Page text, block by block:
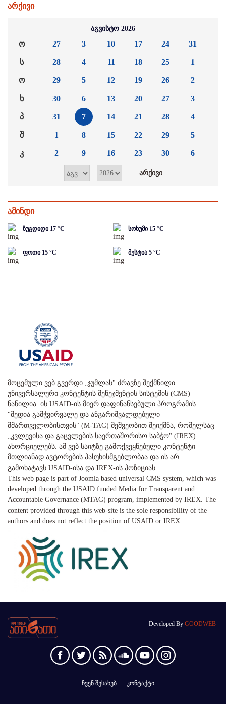
არქივი
აგვისტო 2026
ო
ს
ო
ხ
პ
შ
კ
27
28
29
30
31
1
2
3
4
5
6
7
8
9
10
11
12
13
14
15
16
17
18
19
20
21
22
23
24
25
26
27
28
29
30
31
1
2
3
4
5
6
ამინდი
ზუგდიდი 17 °C სოხუმი 15 °C
ფოთი 15 °C მესტია 5 °C
მოცემული ვებ გვერდი „ჯუმლას" ძრავზე შექმნილი
უნივერსალური კონტენტის მენეჯმენტის სისტემის (CMS)
ნაწილია. ის USAID-ის მიერ დაფინანსებული პროგრამის
"მედია გამჭვირვალე და ანგარიშვალდებული
მმართველობისთვის" (M-TAG) მეშვეობით შეიქმნა, რომელსაც
„კვლევისა და გაცვლების საერთაშორისო საბჭო" (IREX)
ახორციელებს. ამ ვებ საიტზე გამოქვეყნებული კონტენტი
მთლიანად ავტორების პასუხისმგებლობაა და ის არ
გამოხატავს USAID-ისა და IREX-ის პოზიციას.
This web page is part of Joomla based universal CMS system, which was
developed through the USAID funded Media for Transparent and
Accountable Governance (MTAG) program, implemented by IREX. The
content provided through this web-site is the sole responsibility of the
authors and does not reflect the position of USAID or IREX.
Developed By GOODWEB
ჩვენ შესახებ კონტაქტი